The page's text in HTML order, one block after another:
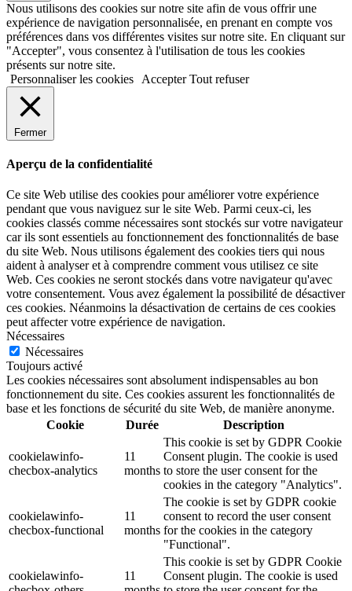
Nous utilisons des cookies sur notre site afin de vous offrir une
expérience de navigation personnalisée, en prenant en compte vos
préférences dans vos différentes visites sur notre site. En cliquant sur
"Accepter", vous consentez à l'utilisation de tous les cookies
présents sur notre site.
Personnaliser les cookies
Accepter Tout refuser
Fermer
Aperçu de la confidentialité
Ce site Web utilise des cookies pour améliorer votre expérience
pendant que vous naviguez sur le site Web. Parmi ceux-ci, les
cookies classés comme nécessaires sont stockés sur votre navigateur
car ils sont essentiels au fonctionnement des fonctionnalités de base
du site Web. Nous utilisons également des cookies tiers qui nous
aident à analyser et à comprendre comment vous utilisez ce site
Web. Ces cookies ne seront stockés dans votre navigateur qu'avec
votre consentement. Vous avez également la possibilité de désactiver
ces cookies. Néanmoins la désactivation de certains de ces cookies
peut affecter votre expérience de navigation.
Nécessaires
Nécessaires
Toujours activé
Les cookies nécessaires sont absolument indispensables au bon
fonctionnement du site. Ces cookies assurent les fonctionnalités de
base et les fonctions de sécurité du site Web, de manière anonyme.
Cookie
Durée Description
cookielawinfo-
checbox-analytics
11
months
This cookie is set by GDPR Cookie
Consent plugin. The cookie is used
to store the user consent for the
cookies in the category "Analytics".
cookielawinfo-
checbox-functional
11
months
The cookie is set by GDPR cookie
consent to record the user consent
for the cookies in the category
"Functional".
cookielawinfo-
11
This cookie is set by GDPR Cookie
Consent plugin. The cookie is used